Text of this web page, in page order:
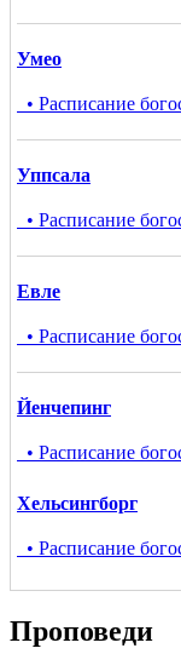
Умео
• Расписание
Уппсала
• Расписание
Евле
• Расписание
Йенчепинг
• Расписание
Хельсингборг
• Расписание
Проповеди